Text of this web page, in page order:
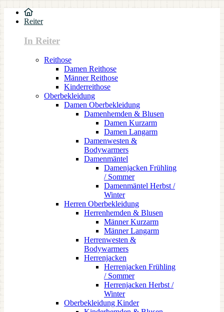
Reiter
In Reiter
Reithose
Damen Reithose
Männer Reithose
Kinderreithose
Oberbekleidung
Damen Oberbekleidung
Damenhemden & Blusen
Damen Kurzarm
Damen Langarm
Damenwesten &
Bodywarmers
Damenmäntel
Damenjacken Frühling
/ Sommer
Damenmäntel Herbst /
Winter
Herren Oberbekleidung
Herrenhemden & Blusen
Männer Kurzarm
Männer Langarm
Herrenwesten &
Bodywarmers
Herrenjacken
Herrenjacken Frühling
/ Sommer
Herrenjacken Herbst /
Winter
Oberbekleidung Kinder